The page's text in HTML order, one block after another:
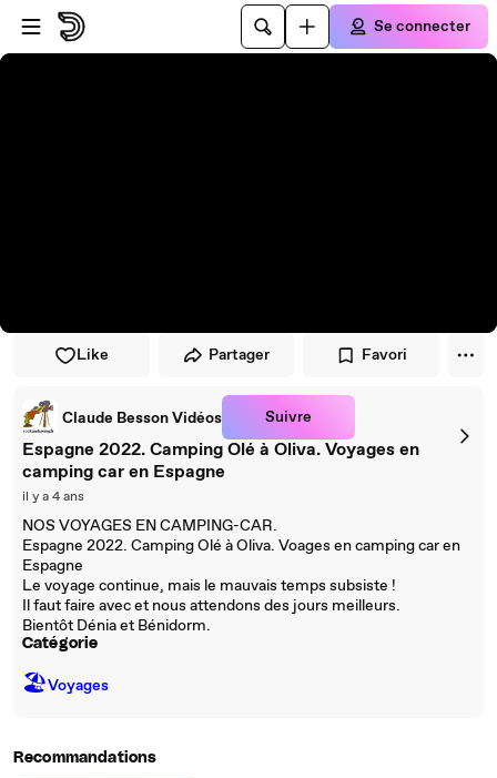
Passer au player
Passer au contenu principal
Se connecter
Like Partager Favori
Claude Besson Vidéos Suivre
Espagne 2022. Camping Olé à Oliva. Voyages en
camping car en Espagne
il y a 4 ans
NOS VOYAGES EN CAMPING-CAR.
Espagne 2022. Camping Olé à Oliva. Voages en camping car en
Espagne
Le voyage continue, mais le mauvais temps subsiste !
Il faut faire avec et nous attendons des jours meilleurs.
Bientôt Dénia et Bénidorm.
Catégorie
🏖Voyages
Recommandations